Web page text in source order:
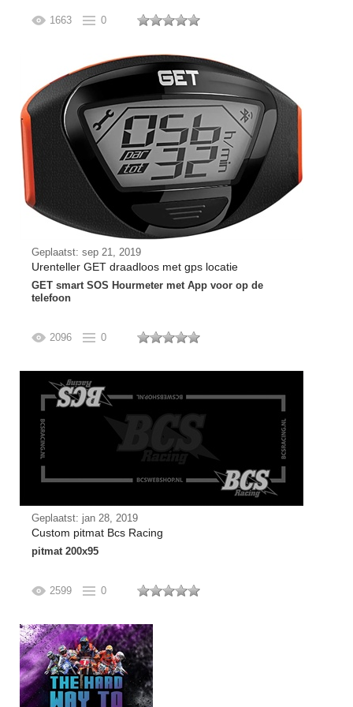
1663 0
Geplaatst: sep 21, 2019
Urenteller GET draadloos met gps locatie
GET smart SOS Hourmeter met App voor op de
telefoon
2096 0
Geplaatst: jan 28, 2019
Custom pitmat Bcs Racing
pitmat 200x95
2599 0